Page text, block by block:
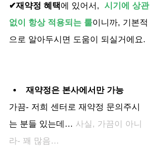
✔재약정 혜택에 있어서, 시기에 상관
없이 항상 적용되는 룰이니까, 기본적
으로 알아두시면 도움이 되실거에요.
재약정은 본사에서만 가능
가끔- 저희 센터로 재약정 문의주시
는 분들 있는데… 사실, 가끔이 아니
라- 꽤 많음…